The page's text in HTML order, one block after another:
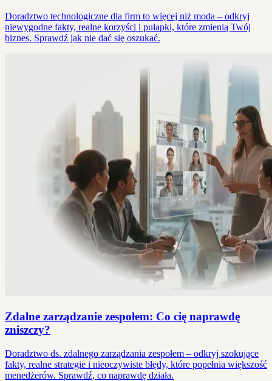
Doradztwo technologiczne dla firm to więcej niż moda – odkryj
niewygodne fakty, realne korzyści i pułapki, które zmienią Twój
biznes. Sprawdź jak nie dać się oszukać.
Zdalne zarządzanie zespołem: Co cię naprawdę
zniszczy?
Doradztwo ds. zdalnego zarządzania zespołem – odkryj szokujące
fakty, realne strategie i nieoczywiste błędy, które popełnia większość
menedżerów. Sprawdź, co naprawdę działa.